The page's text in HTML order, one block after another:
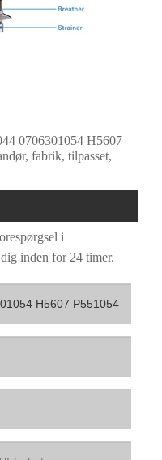
0706301054 H5607
fabrik, tilpasset,
i
inden for 24 timer.